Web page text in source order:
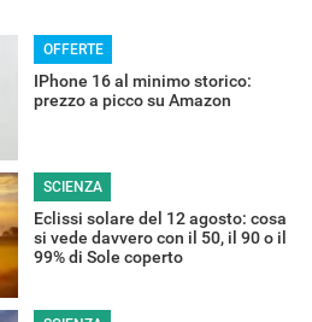
OFFERTE
IPhone 16 al minimo storico:
prezzo a picco su Amazon
SCIENZA
Eclissi solare del 12 agosto: cosa
si vede davvero con il 50, il 90 o il
99% di Sole coperto